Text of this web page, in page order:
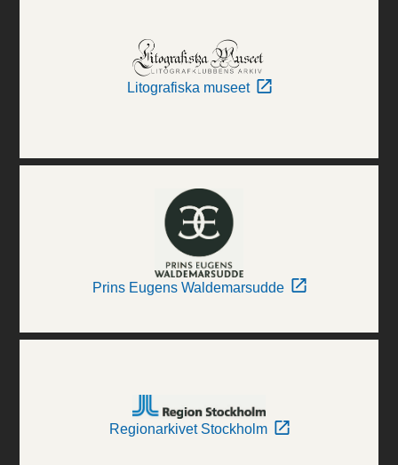
Litografiska museet
Prins Eugens Waldemarsudde
Regionarkivet Stockholm